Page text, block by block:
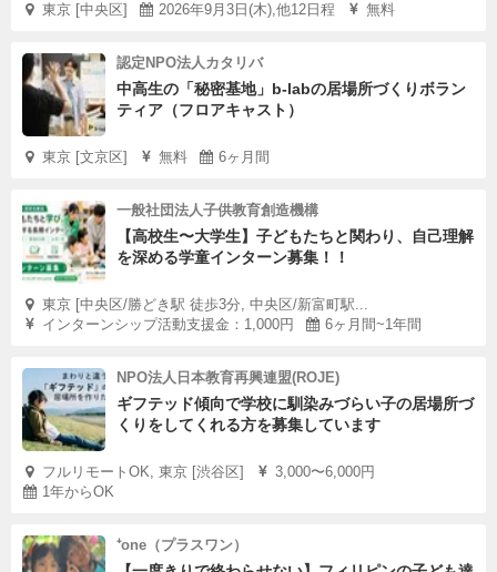
東京 [中央区] 2026年9月3日(木),他12日程 無料
認定NPO法人カタリバ
中高生の「秘密基地」b-labの居場所づくりボラン
ティア（フロアキャスト）
東京 [文京区] 無料 6ヶ月間
一般社団法人子供教育創造機構
【高校生〜大学生】子どもたちと関わり、自己理解
を深める学童インターン募集！！
東京 [中央区/勝どき駅 徒歩3分, 中央区/新富町駅...
インターンシップ活動支援金：1,000円
6ヶ月間~1年間
NPO法人日本教育再興連盟(ROJE)
ギフテッド傾向で学校に馴染みづらい子の居場所づ
くりをしてくれる方を募集しています
フルリモートOK, 東京 [渋谷区]
3,000〜6,000円
1年からOK
⁺one（プラスワン）